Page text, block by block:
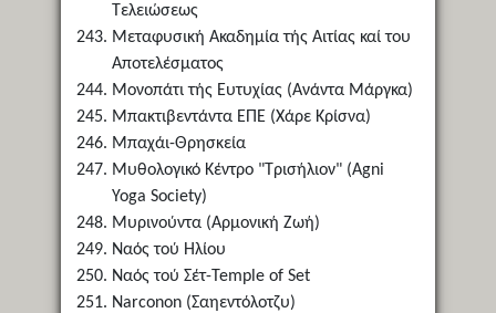
Τελειώσεως
Μεταφυσική Ακαδημία τής Αιτίας καί του
Αποτελέσματος
Μονοπάτι τής Ευτυχίας (Ανάντα Μάργκα)
Μπακτιβεντάντα ΕΠΕ (Χάρε Κρίσνα)
Μπαχάι-Θρησκεία
Μυθολογικό Κέντρο "Τρισήλιον" (Agni
Yoga Society)
Μυρινούντα (Αρμονική Ζωή)
Ναός τού Ηλίου
Ναός τού Σέτ-Temple of Set
Narconon (Σαηεντόλοτζυ)